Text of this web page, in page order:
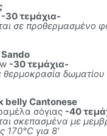
-30 τεμάχια-
σε προθερμασμένο
-30 τεμάχια-
θερμοκρασία δωματίου
belly Cantonese
σόγιας -40
σκεπασμένα με
170°C για 8′